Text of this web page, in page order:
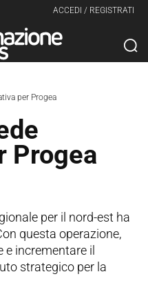
ACCEDI / REGISTRATI
per Progea
Progea
per il nord-est ha
questa operazione,
e incrementare il
strategico per la